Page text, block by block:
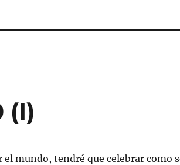
(I)
mundo, tendré que celebrar como